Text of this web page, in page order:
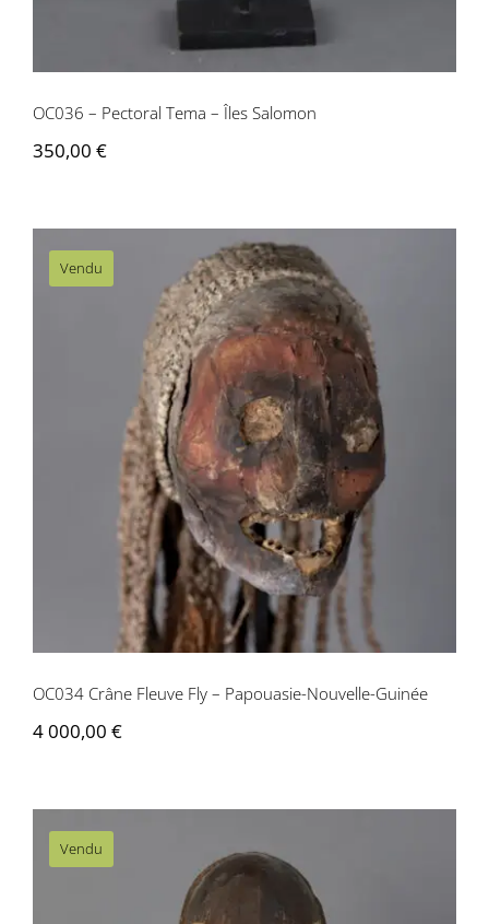
OC036 – Pectoral Tema – Îles Salomon
350,00 €
Vendu
OC034 Crâne Fleuve Fly – Papouasie-
Nouvelle-Guinée
OC034 Crâne Fleuve Fly – Papouasie-Nouvelle-Guinée
4 000,00 €
Vendu